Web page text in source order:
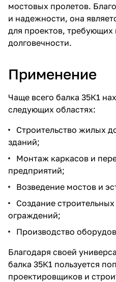
мостовых пролетов.
и надежности, она
для проектов,
долговечности.
Применение
Чаще всего балка 35К1
следующих областях:
Строительство жилых
зданий;
Монтаж каркасов и
предприятий;
Возведение мостов и
Создание
ограждений;
Производство
Благодаря своей
балка 35К1 пользуется
проектировщиков и